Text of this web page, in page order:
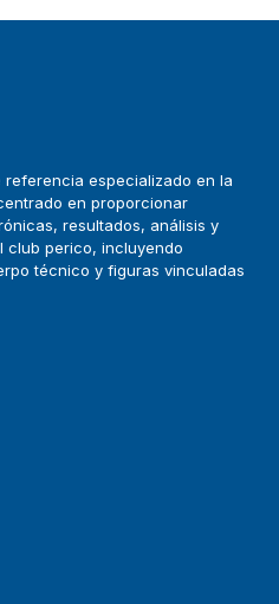
especializado en la
en proporcionar
resultados, análisis y
club perico, incluyendo
técnico y figuras vinculadas